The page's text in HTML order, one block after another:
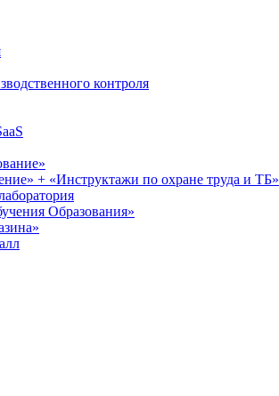
контроля
+ «Инструктажи по охране труда и ТБ»
Образования»